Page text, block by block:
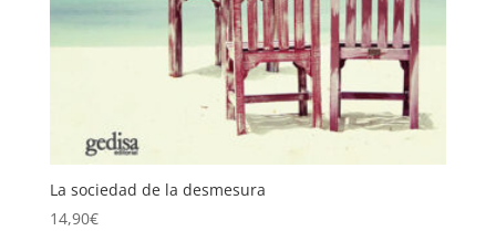
La sociedad de la desmesura
14,90€